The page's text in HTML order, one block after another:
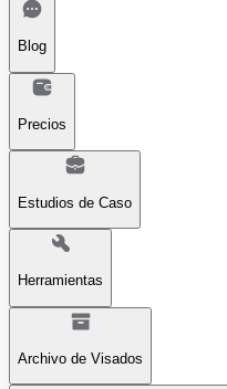
Blog
Precios
Estudios de Caso
Herramientas
Archivo de Visados